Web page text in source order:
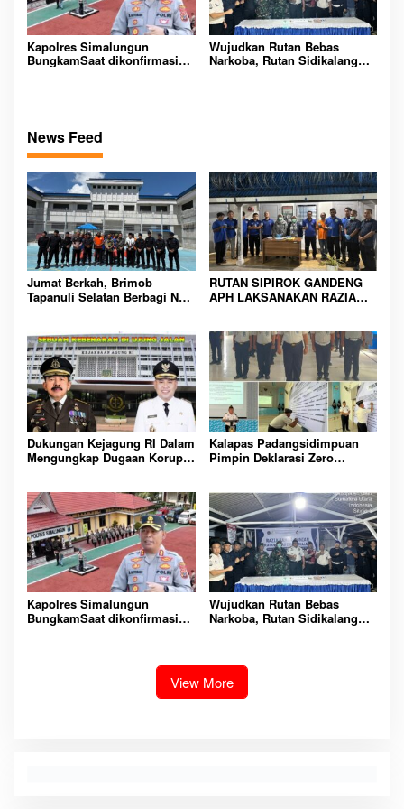
Kapolres Simalungun
BungkamSaat dikonfirmasi
Wujudkan Rutan Bebas
Narkoba, Rutan Sidikalang
News Feed
Jumat Berkah, Brimob
Tapanuli Selatan Berbagi Nasi
RUTAN SIPIROK GANDENG
APH LAKSANAKAN RAZIA
LINGKUNGAN
PEMASYARAKATAN YANG
AMAN
Dukungan Kejagung RI Dalam
Mengungkap Dugaan Korupsi
Dan Tangkap!
Kalapas Padangsidimpuan
Pimpin Deklarasi Zero
Padangsidimpuan
Kapolres Simalungun
BungkamSaat dikonfirmasi
Wujudkan Rutan Bebas
Narkoba, Rutan Sidikalang
View More